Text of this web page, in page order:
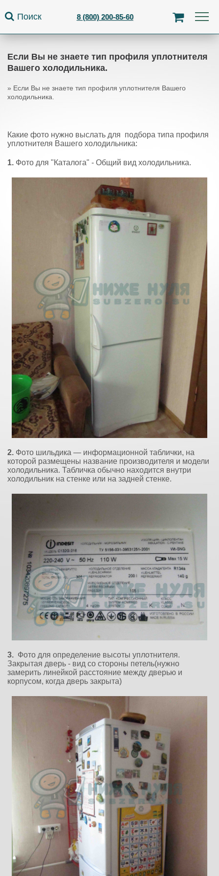
Поиск 8 (800) 200-85-60
Если Вы не знаете тип профиля уплотнителя
Вашего холодильника.
Вы здесь
» Если Вы не знаете тип профиля уплотнителя Вашего
холодильника.
Какие фото нужно выслать для подбора типа профиля
уплотнителя Вашего холодильника:
1. Фото для "Каталога" - Общий вид холодильника.
2. Фото шильдика — информационной таблички, на
которой размещены название производителя и модели
холодильника. Табличка обычно находится внутри
холодильник на стенке или на задней стенке.
3. Фото для определение высоты уплотнителя.
Закрытая дверь - вид со стороны петель(нужно
замерить линейкой расстояние между дверью и
корпусом, когда дверь закрыта)